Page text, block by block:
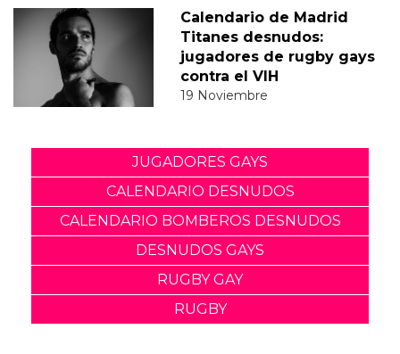
Calendario de Madrid
Titanes desnudos:
jugadores de rugby gays
contra el VIH
19 Noviembre
JUGADORES GAYS
CALENDARIO DESNUDOS
CALENDARIO BOMBEROS DESNUDOS
DESNUDOS GAYS
RUGBY GAY
RUGBY